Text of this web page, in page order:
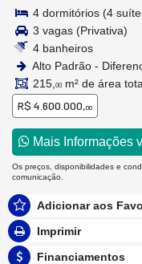
4 dormitórios (4
3 vagas (Privativa)
4 banheiros
Alto Padrão -
215, 00 m² de área
R$ 4.600.000,00
Mais Informações
Os preços, disponibilidades e
comunicação.
Adicionar aos
Imprimir
Financiamentos